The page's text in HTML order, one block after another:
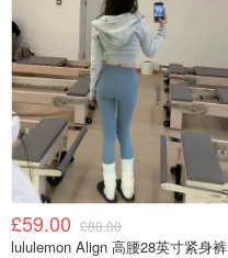
£59.00 £88.00
lululemon Align 高腰28英寸紧身裤